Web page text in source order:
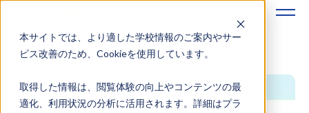
本サイトでは、より適した学校情報のご案内やサー
ビス改善のため、Cookieを使用しています。
取得した情報は、閲覧体験の向上やコンテンツの最
適化、利用状況の分析に活用されます。詳細はプラ
地域みらい留学のすすめかた
地域みらい留学とは